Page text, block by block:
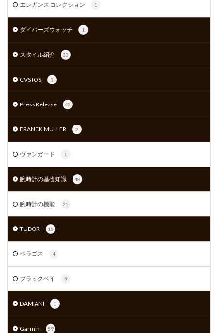
エレガンス コレクション 1
ダイバーズウォッチ 1
スタイル紹介 33
CVSTOS 3
Press Release 42
FRANCK MULLER 2
ヴァンガード 1
腕時計の基礎知識 48
腕時計の機能 25
TUDOR 18
ペラゴス 4
ブラックベイ 9
DAMIANI 1
Garmin 59